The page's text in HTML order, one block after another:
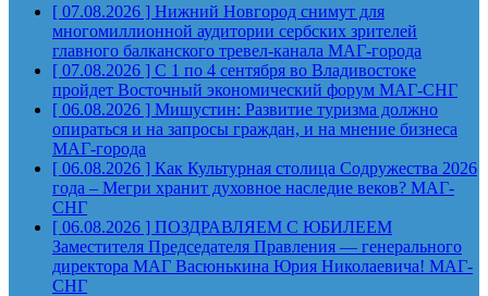
[ 07.08.2026 ] Нижний Новгород снимут для
многомиллионной аудитории сербских зрителей
главного балканского тревел-канала МАГ-города
[ 07.08.2026 ] С 1 по 4 сентября во Владивостоке
пройдет Восточный экономический форум МАГ-СНГ
[ 06.08.2026 ] Мишустин: Развитие туризма должно
опираться и на запросы граждан, и на мнение бизнеса
МАГ-города
[ 06.08.2026 ] Как Культурная столица Содружества 2026
года – Мегри хранит духовное наследие веков? МАГ-
СНГ
[ 06.08.2026 ] ПОЗДРАВЛЯЕМ С ЮБИЛЕЕМ
Заместителя Председателя Правления — генерального
директора МАГ Васюнькина Юрия Николаевича! МАГ-
СНГ